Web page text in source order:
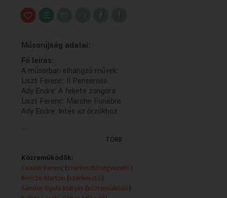
Műsorújság adatai:
Fő leírás:
A műsorban elhangzó művek:
Liszt Ferenc: II Penseroso
Ady Endre: A fekete zongora
Liszt Ferenc: Marche Funébre
Ady Endre: Intés az őrzőkhöz
Műsorszolgáltatói ismertető:
- Bartók Bélára emlékezünk
- Mezei Zsuzsa festőművész Erdélyi utazások című
kiállítása
- Unitárius találkozó Pestszentlőrincen
- V. Kedei Zoltán kiállítása
...
TÖBB
Közreműködők:
Csiszér Ferenc(szerkesztőségvezető)
Bencze Márton (szerkesztő)
Sándor Gyula Mátyás (közreműködő)